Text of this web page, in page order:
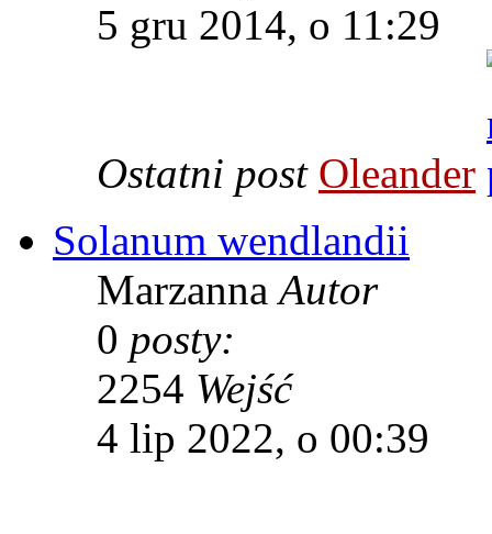
5 gru 2014, o 11:29
Ostatni post Oleander
Solanum wendlandii
MarzannaAutor
0 posty:
2254 Wejść
4 lip 2022, o 00:39